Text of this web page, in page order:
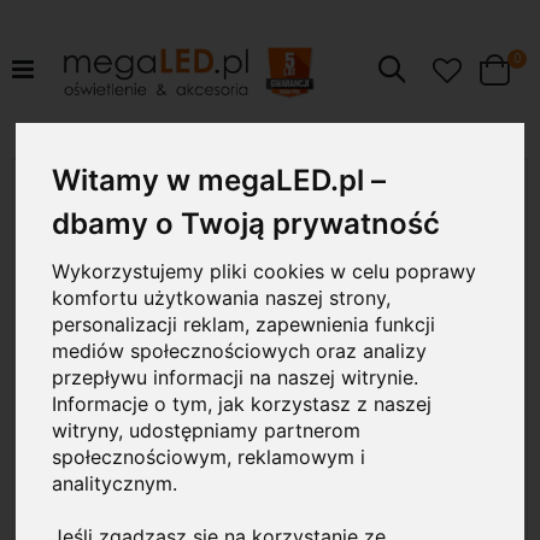
Witamy w megaLED.pl –
dbamy o Twoją prywatność
Wykorzystujemy pliki cookies w celu poprawy
komfortu użytkowania naszej strony,
personalizacji reklam, zapewnienia funkcji
mediów społecznościowych oraz analizy
przepływu informacji na naszej witrynie.
Informacje o tym, jak korzystasz z naszej
witryny, udostępniamy partnerom
społecznościowym, reklamowym i
analitycznym.
Szukaj Cart
0
Przejdź
galerii